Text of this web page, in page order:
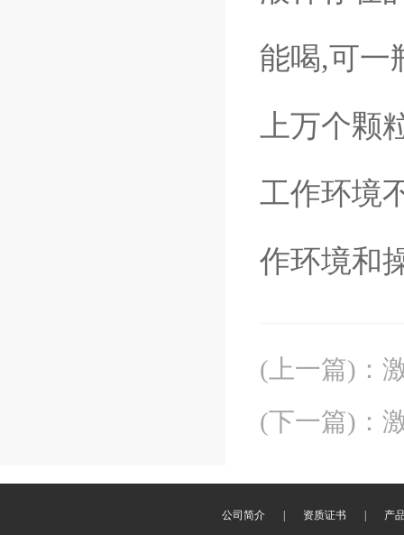
能喝,可一
上万个
工作环境
作环境和
(上一篇) ：
(下一篇) ：
公司简介 资质证书 产